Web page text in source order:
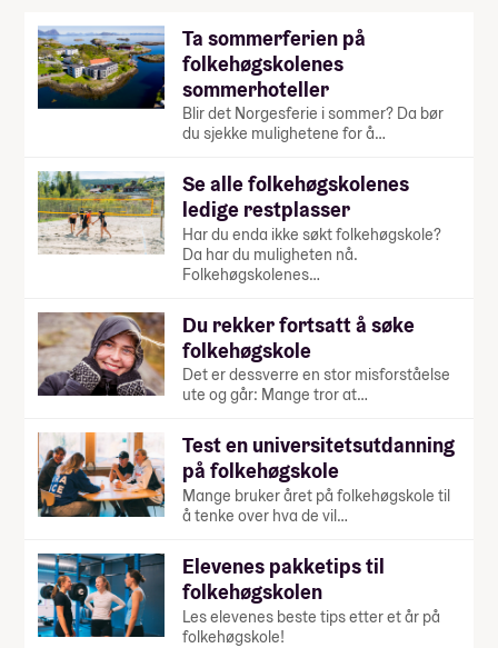
Ta sommerferien på
folkehøgskolenes
sommerhoteller
Blir det Norgesferie i sommer? Da bør
du sjekke mulighetene for å…
Se alle folkehøgskolenes
ledige restplasser
Har du enda ikke søkt folkehøgskole?
Da har du muligheten nå.
Folkehøgskolenes…
Du rekker fortsatt å søke
folkehøgskole
Det er dessverre en stor misforståelse
ute og går: Mange tror at…
Test en universitetsutdanning
på folkehøgskole
Mange bruker året på folkehøgskole til
å tenke over hva de vil…
Elevenes pakketips til
folkehøgskolen
Les elevenes beste tips etter et år på
folkehøgskole!